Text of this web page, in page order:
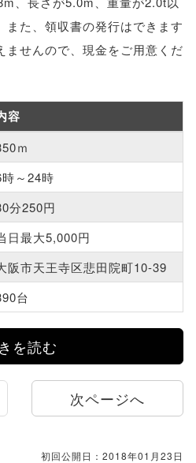
また、領収書の発行はできます
ませんので、現金をご用意くだ
容
ｍ
～24時
分250円
日最大5,000円
阪市天王寺区悲田院町10-39
台
を読む
次ページへ
初回公開日：2018年01月23日